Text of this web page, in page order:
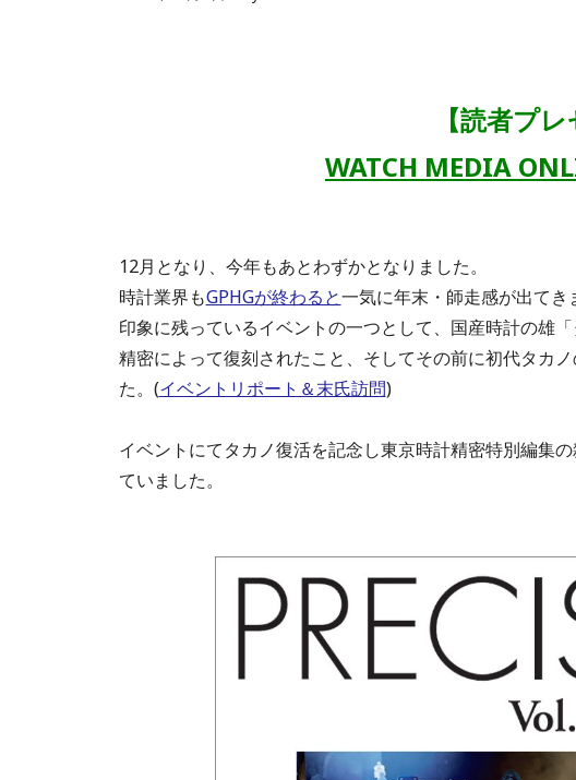
【読者プレ
WATCH MEDIA
12月となり、今年もあとわずかとなりました。
時計業界もGPHGが終わると一気に年末・師走感が出てき
印象に残っているイベントの一つとして、国産時計の雄
精密によって復刻されたこと、そしてその前に初代タカ
た。(イベントリポート＆末氏訪問)
イベントにてタカノ復活を記念し東京時計精密特別編集
ていました。